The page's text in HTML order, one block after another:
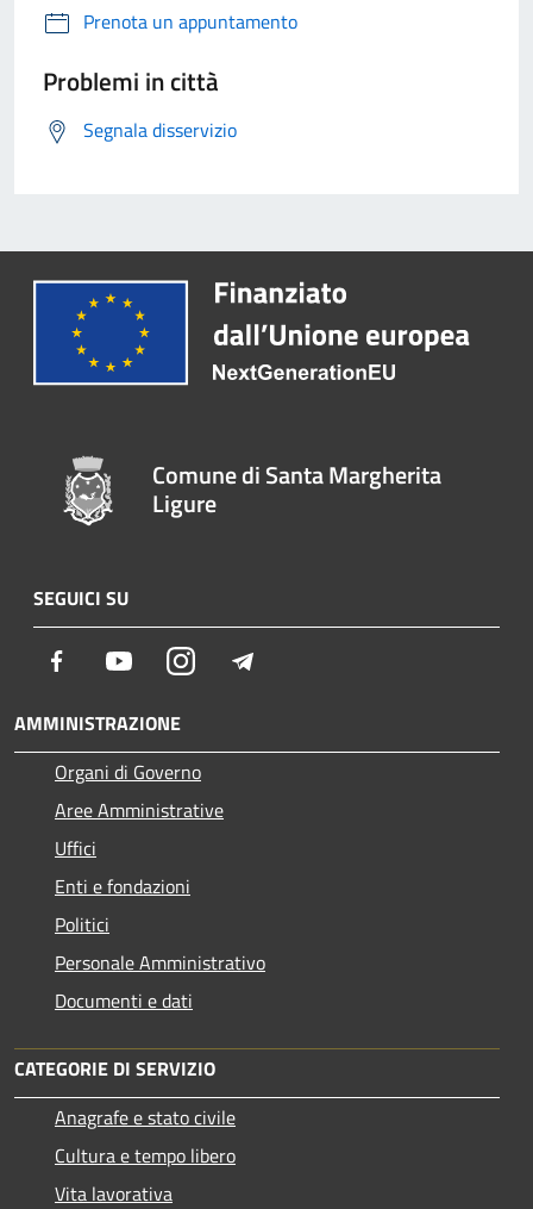
Prenota un appuntamento
Problemi in città
Segnala disservizio
Comune di Santa Margherita
Ligure
SEGUICI SU
Facebook YoutubeInstagram
AMMINISTRAZIONE
Organi di Governo
Aree Amministrative
Uffici
Enti e fondazioni
Politici
Personale Amministrativo
Documenti e dati
CATEGORIE DI SERVIZIO
Anagrafe e stato civile
Cultura e tempo libero
Vita lavorativa